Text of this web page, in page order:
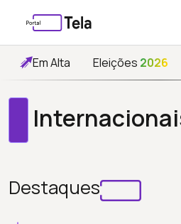
Em Alta Eleições 2026
Destaques